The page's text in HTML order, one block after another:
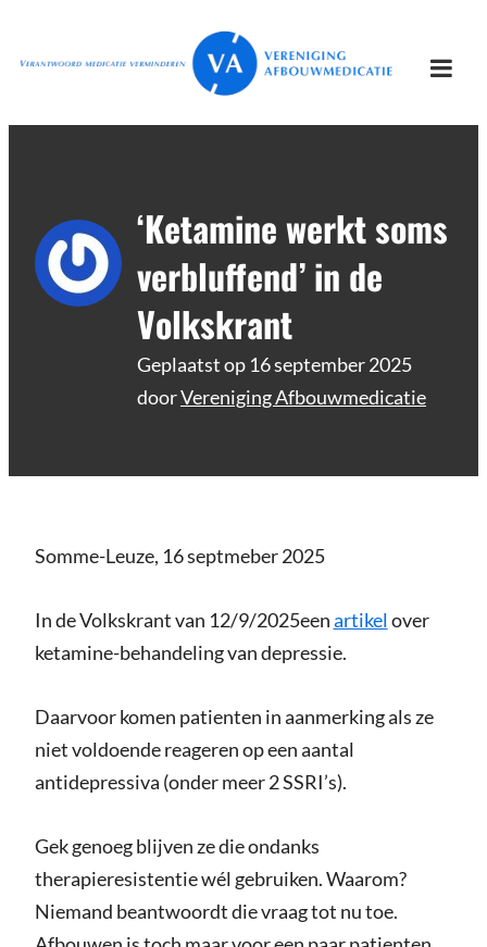
naar
inhoud
Vereniging
Afbouwmedicatie
Verantwoord afbouwen
‘Ketamine werkt soms
verbluffend’ in de
Volkskrant
Geplaatst op 16 september 2025
doorVereniging Afbouwmedicatie
Somme-Leuze, 16 septmeber 2025
In de Volkskrant van 12/9/2025eenartikelover
ketamine-behandeling van depressie.
Daarvoor komen patienten in aanmerking als ze
niet voldoende reageren op een aantal
antidepressiva (onder meer 2 SSRI’s).
Gek genoeg blijven ze die ondanks
therapieresistentie wél gebruiken. Waarom?
Niemand beantwoordt die vraag tot nu toe.